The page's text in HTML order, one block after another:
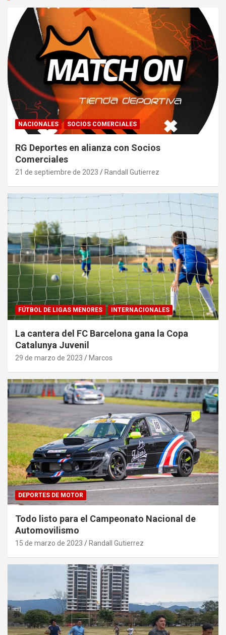
NACIONALES SOCIOS COMERCIALES
RG Deportes en alianza con Socios
Comerciales
21 de septiembre de 2023 Randall Gutierrez
FÚTBOL DE LIGAS MENORES INTERNACIONALES
La cantera del FC Barcelona gana la Copa
Catalunya Juvenil
29 de marzo de 2023 Marcos
DEPORTES DE MOTOR
Todo listo para el Campeonato Nacional de
Automovilismo
15 de marzo de 2023 Randall Gutierrez